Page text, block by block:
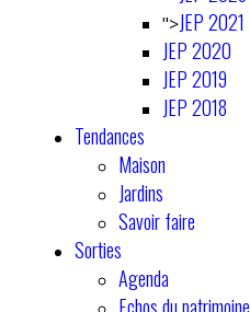
">JEP 2021
JEP 2020
JEP 2019
JEP 2018
Tendances
Maison
Jardins
Savoir faire
Sorties
Agenda